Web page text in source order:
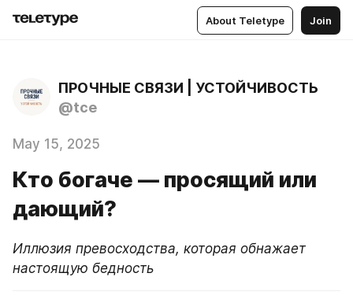
About Teletype Join
ПРОЧНЫЕ СВЯЗИ | УСТОЙЧИВОСТЬ
@tce
May 15, 2025
Кто богаче — просящий или
дающий?
Иллюзия превосходства, которая обнажает
настоящую бедность